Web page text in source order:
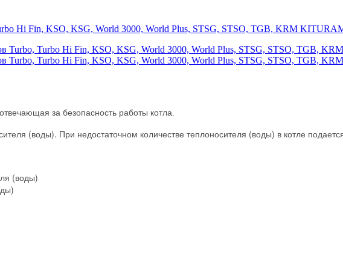
Hi Fin, KSO, KSG, World 3000, World Plus, STSG, STSO, TGB, KRM
за безопасность работы котла.
(воды). При недостаточном количестве теплоносителя (воды) в котле
(воды)